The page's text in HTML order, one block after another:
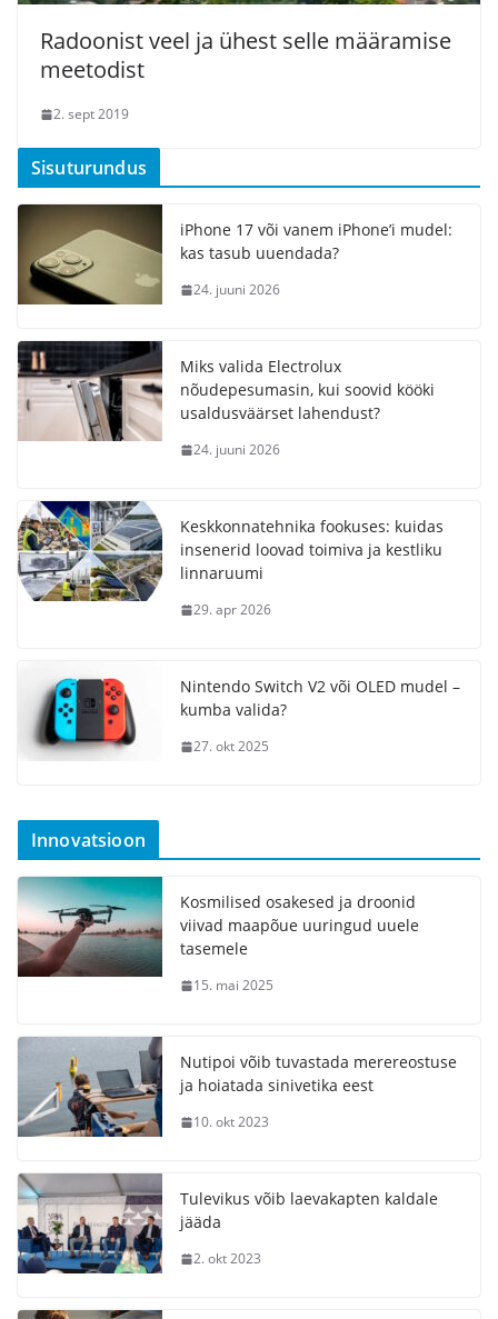
Radoonist veel ja ühest selle määramise
meetodist
2. sept 2019
Sisuturundus
iPhone 17 või vanem iPhone’i mudel:
kas tasub uuendada?
24. juuni 2026
Miks valida Electrolux
nõudepesumasin, kui soovid kööki
usaldusväärset lahendust?
24. juuni 2026
Keskkonnatehnika fookuses: kuidas
insenerid loovad toimiva ja kestliku
linnaruumi
29. apr 2026
Nintendo Switch V2 või OLED mudel –
kumba valida?
27. okt 2025
Innovatsioon
Kosmilised osakesed ja droonid
viivad maapõue uuringud uuele
tasemele
15. mai 2025
Nutipoi võib tuvastada merereostuse
ja hoiatada sinivetika eest
10. okt 2023
Tulevikus võib laevakapten kaldale
jääda
2. okt 2023